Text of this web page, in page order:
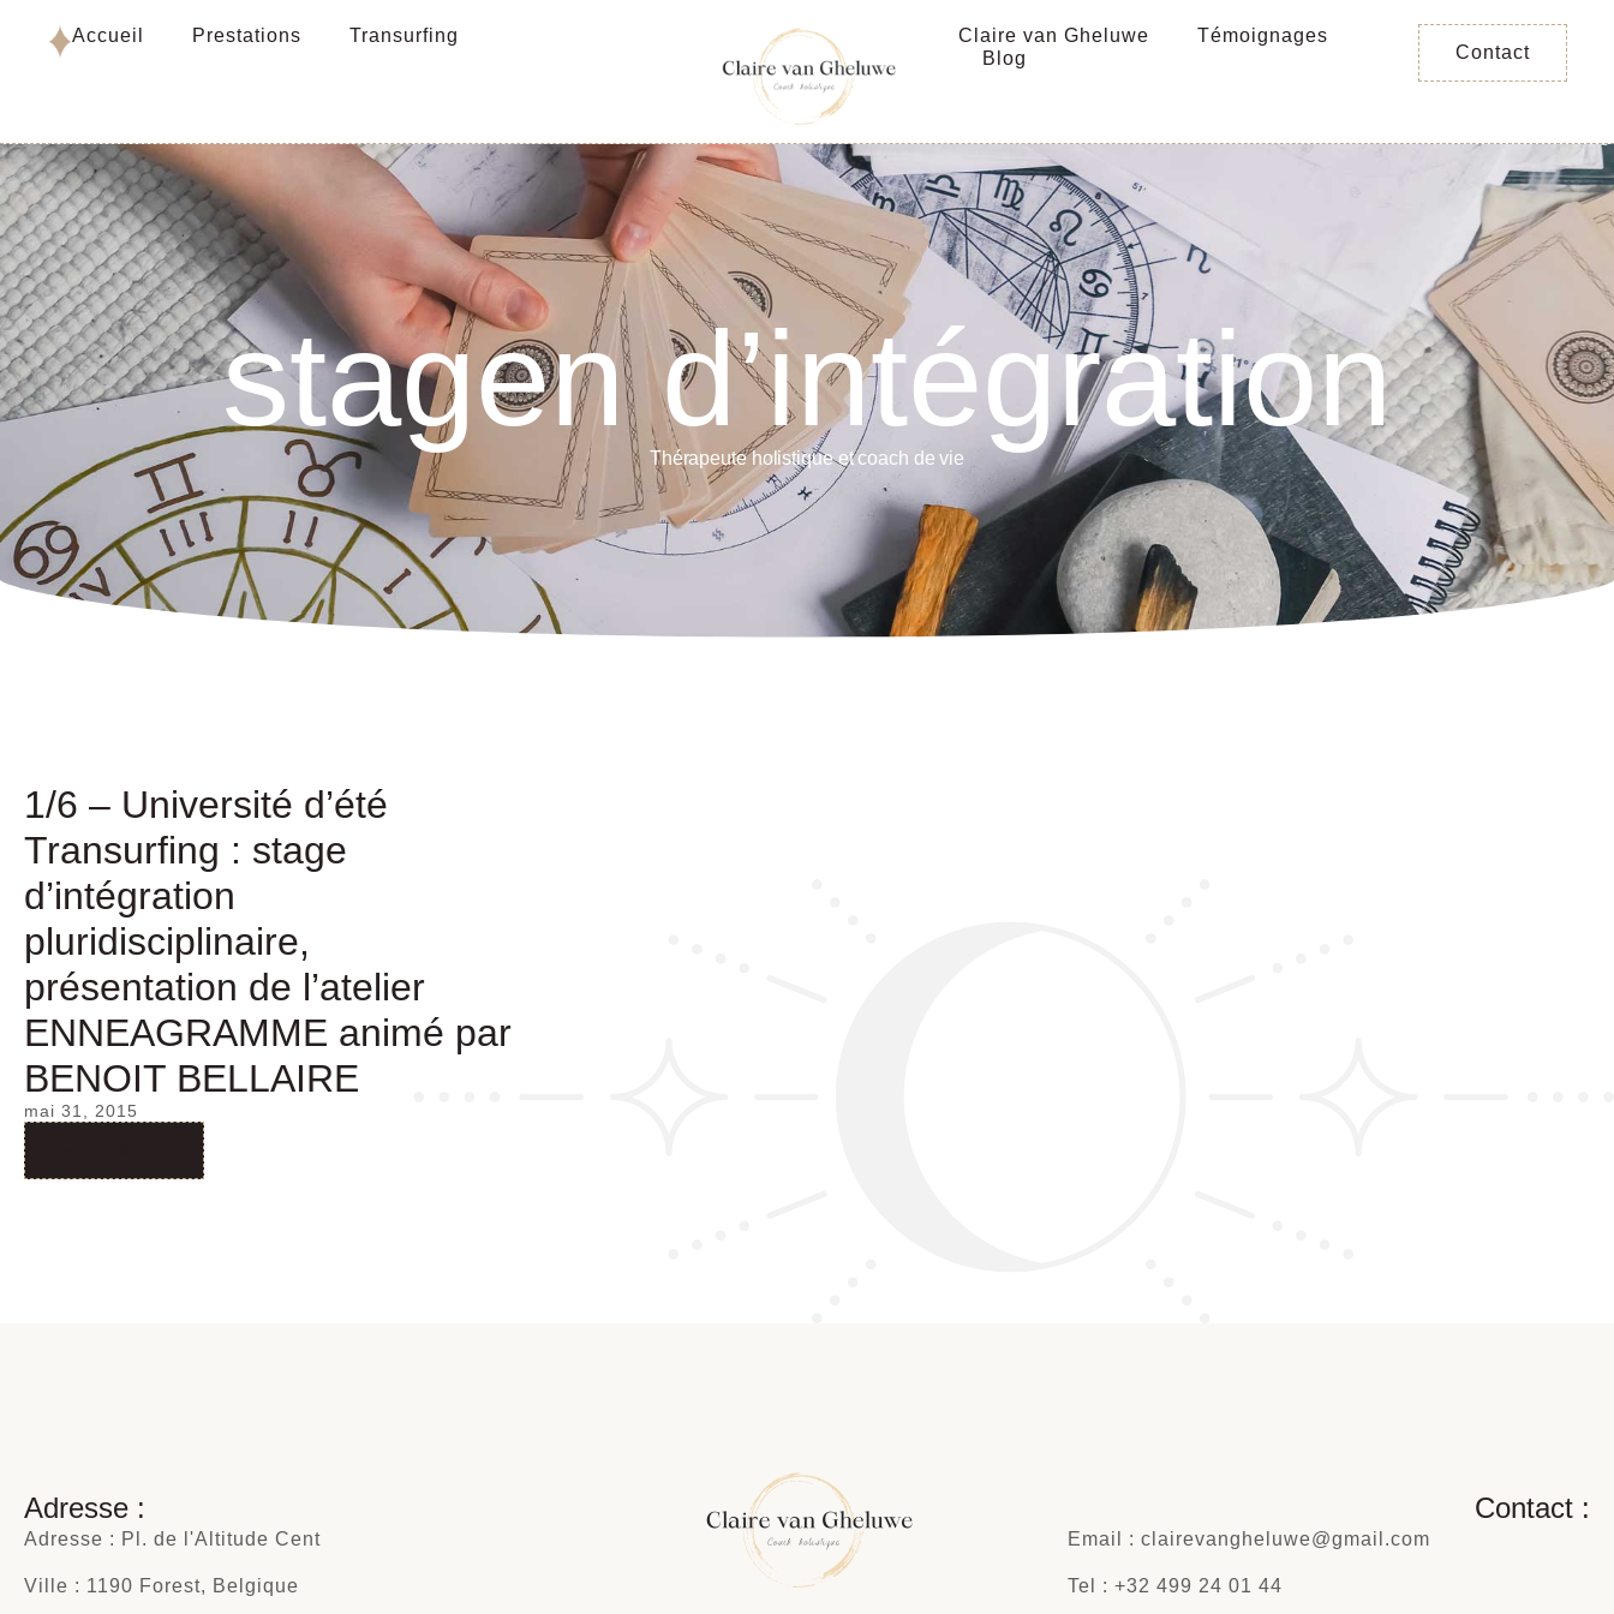
Accueil Prestations Transurfing Claire van Gheluwe
Témoignages
Blog
Contact
stagen d’intégration
Thérapeute holistique et coach de vie​
1/6 – Université d’été
Transurfing : stage
d’intégration
pluridisciplinaire,
présentation de l’atelier
ENNEAGRAMME animé par
BENOIT BELLAIRE
mai 31, 2015
Adresse :
Adresse : Pl. de l'Altitude Cent
Ville : 1190 Forest, Belgique
Contact :
Email : clairevangheluwe@gmail.com
Tel : +32 499 24 01 44